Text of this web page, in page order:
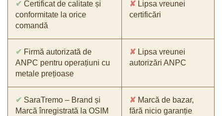
✔ Certificat de calitate și
conformitate la orice
comandă
✘ Lipsa vreunei
certificări
✔ Firmă autorizată de
ANPC pentru operațiuni cu
metale prețioase
✘ Lipsa vreunei
autorizări ANPC
✔ SaraTremo – Brand și
Marcă înregistrată la OSIM
✘ Marcă de bazar,
fără nicio garanție